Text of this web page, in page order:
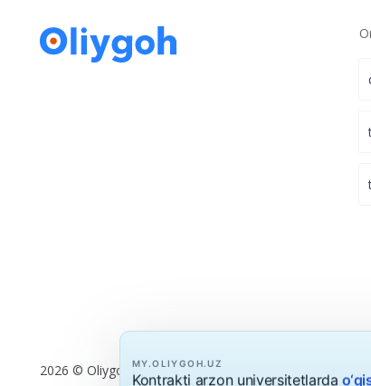
2026 © Oliygoh.uz, Barcha huquqlar himoyalangan
MY.OLIYGOH.UZ
Kontrakti arzon universitetlarda